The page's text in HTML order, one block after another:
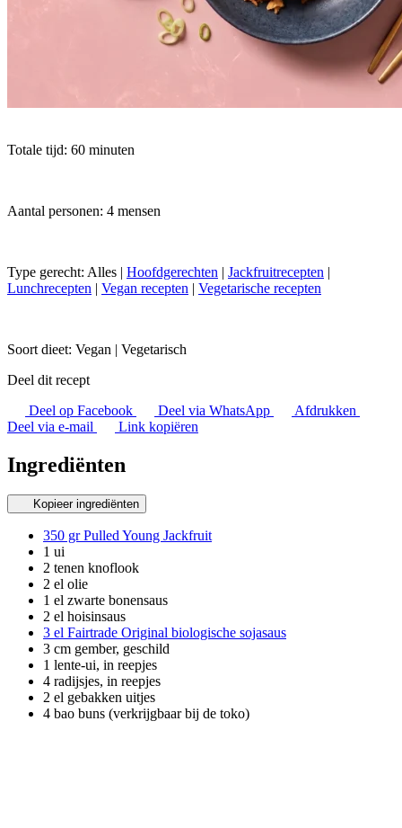
Totale tijd: 60 minuten
Aantal personen: 4 mensen
Type gerecht: Alles | Hoofdgerechten | Jackfruitrecepten |
Lunchrecepten | Vegan recepten | Vegetarische recepten
Soort dieet: Vegan | Vegetarisch
Deel dit recept
Deel op Facebook
Deel via WhatsApp
Afdrukken
Deel via e-mail
Link kopiëren
Ingrediënten
Kopieer ingrediënten
350 gr Pulled Young Jackfruit
1 ui
2 tenen knoflook
2 el olie
1 el zwarte bonensaus
2 el hoisinsaus
3 el Fairtrade Original biologische sojasaus
3 cm gember, geschild
1 lente-ui, in reepjes
4 radijsjes, in reepjes
2 el gebakken uitjes
4 bao buns (verkrijgbaar bij de toko)